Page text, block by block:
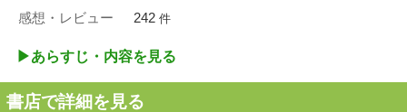
感想・レビュー 242 件
▶︎あらすじ・内容を見る
書店で詳細を見る